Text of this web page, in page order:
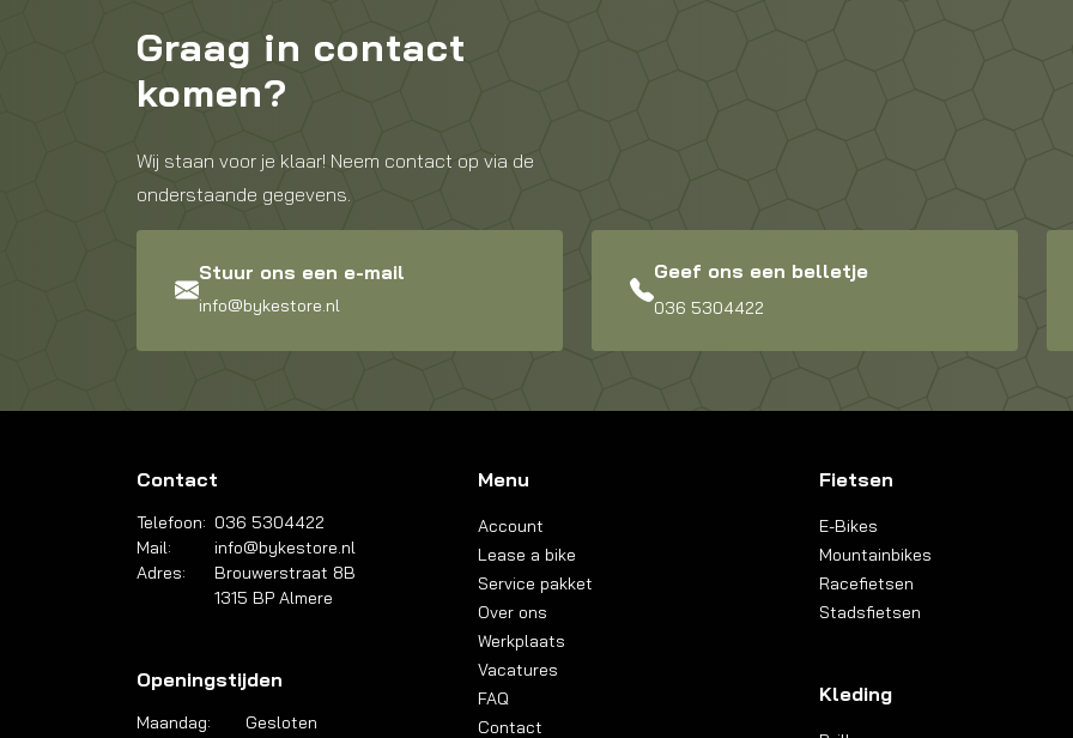
Graag in contact
komen?
Wij staan voor je klaar! Neem contact op via de
onderstaande gegevens.
Stuur ons een e-mail
info@bykestore.nl
Geef ons een belletje
036 5304422
Contact
Telefoon: 036 5304422
Mail:
info@bykestore.nl
Adres:
Brouwerstraat 8B
1315 BP Almere
Openingstijden
Maandag:
Gesloten
Menu
Account
Lease a bike
Service pakket
Over ons
Werkplaats
Vacatures
FAQ
Contact
Fietsen
E-Bikes
Mountainbikes
Racefietsen
Stadsfietsen
Kleding